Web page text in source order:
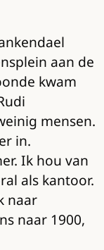
aan de
kwam
mensen.
in.
Ik hou van
als kantoor.
naar
naar 1900,